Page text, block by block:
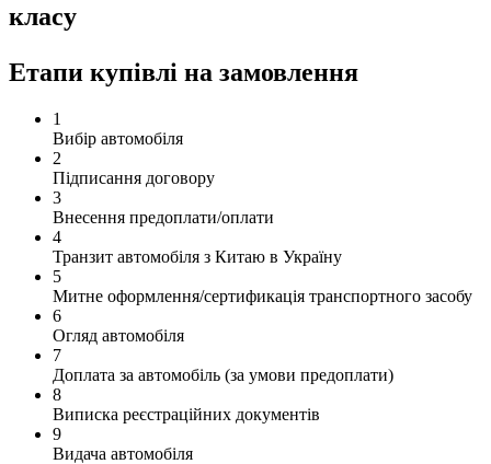
класу
Етапи купівлі на замовлення
1
Вибір автомобіля
2
Підписання договору
3
Внесення предоплати/оплати
4
Транзит автомобіля з Китаю в Україну
5
Митне оформлення/сертификація транспортного засобу
6
Огляд автомобіля
7
Доплата за автомобіль (за умови предоплати)
8
Виписка реєстраційних документів
9
Видача автомобіля